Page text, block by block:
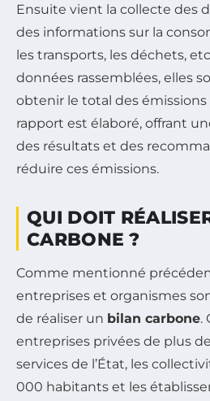
Ensuite vient la collecte des
des informations sur la
les transports, les déchets,
données rassemblées, elles
obtenir le total des émissions
rapport est élaboré, offrant
des résultats et des
réduire ces émissions.
QUI DOIT
CARBONE ?
Comme mentionné
entreprises et organismes
de réaliser un bilan carbone.
entreprises privées de plus
services de l’État, les
000 habitants et les